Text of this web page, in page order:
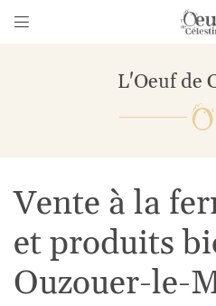

 Adresse email de réception
L'Oeuf de
Vente à la
et produits
Ouzouer-le-